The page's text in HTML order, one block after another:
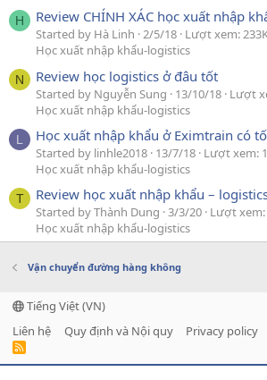
H Review CHÍNH XÁC học xuất nhập
Started by Hà Linh 2/5/18 Lượt xem:
Học xuất nhập khẩu-logistics
N Review học logistics ở đâu tốt
Started by Nguyễn Sung 13/10/18 Lượt
Học xuất nhập khẩu-logistics
L Học xuất nhập khẩu ở Eximtrain có
Started by linhle2018 13/7/18 Lượt xem:
Học xuất nhập khẩu-logistics
T Review học xuất nhập khẩu –
Started by Thành Dung 3/3/20 Lượt xem:
Học xuất nhập khẩu-logistics
Vận chuyển đường hàng không
Tiếng Việt (VN)
Liên hệ
Quy định và Nội quy Privacy policy
R